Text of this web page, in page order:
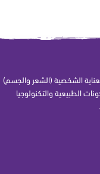
الشخصية (الشعر والجسم)
الطبيعية والتكنولوجيا